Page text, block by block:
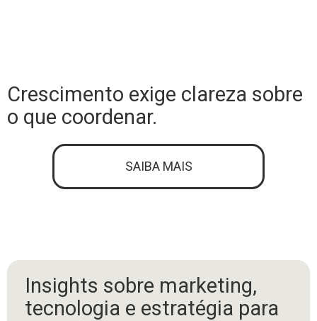
Crescimento exige clareza sobre
o que coordenar.
SAIBA MAIS
Insights sobre marketing,
tecnologia e estratégia para